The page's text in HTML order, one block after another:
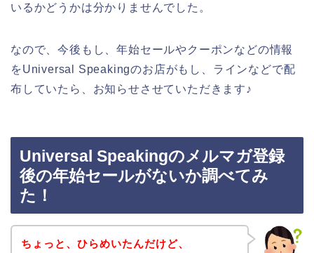
いるかどうかは分かりませんでした。
なので、今後もし、年始セールやクーポンなどの情報
をUniversal Speakingのお店がもし、ラインなどで配
布していたら、お知らせさせていただきます♪
Universal Speakingのメルマガ登録
後の年始セールがないか調べてみ
た！
ちょっと、ひらめいたんだけど、